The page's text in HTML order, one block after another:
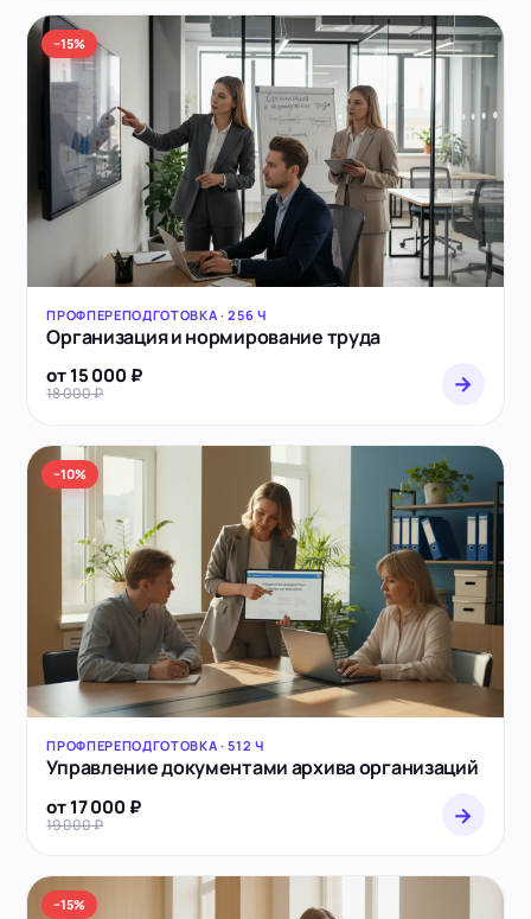
−15%
ПРОФПЕРЕПОДГОТОВКА · 256 Ч
Организация и нормирование труда
от 15 000 ₽
18 000 ₽ →
−10%
ПРОФПЕРЕПОДГОТОВКА · 512 Ч
Управление документами архива организаций
от 17 000 ₽
19 000 ₽ →
−15%